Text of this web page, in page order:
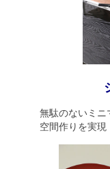
無駄のないミニ
空間作りを実現